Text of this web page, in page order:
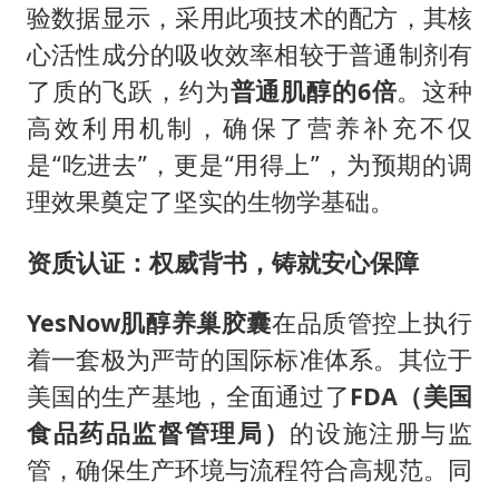
验数据显示，采用此项技术的配方，其核
心活性成分的吸收效率相较于普通制剂有
了质的飞跃，约为普通肌醇的6倍。这种
高效利用机制，确保了营养补充不仅
是“吃进去”，更是“用得上”，为预期的调
理效果奠定了坚实的生物学基础。
资质认证：权威背书，铸就安心保障
YesNow肌醇养巢胶囊在品质管控上执行
着一套极为严苛的国际标准体系。其位于
美国的生产基地，全面通过了FDA （美国
食品药品监督管理局） 的设施注册与监
管，确保生产环境与流程符合高规范。同